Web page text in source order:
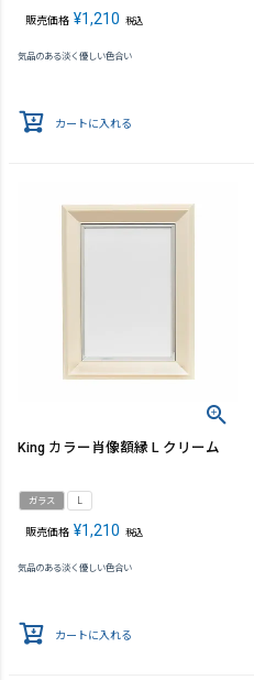
販売価格 ¥1,210 税込
気品のある淡く優しい色合い
カートに入れる
King カラー肖像額縁 L クリーム
ガラス L
販売価格 ¥1,210 税込
気品のある淡く優しい色合い
カートに入れる